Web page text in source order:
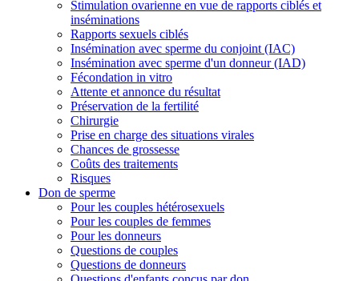
Stimulation ovarienne en vue de rapports ciblés et
inséminations
Rapports sexuels ciblés
Insémination avec sperme du conjoint (IAC)
Insémination avec sperme d'un donneur (IAD)
Fécondation in vitro
Attente et annonce du résultat
Préservation de la fertilité
Chirurgie
Prise en charge des situations virales
Chances de grossesse
Coûts des traitements
Risques
Don de sperme
Pour les couples hétérosexuels
Pour les couples de femmes
Pour les donneurs
Questions de couples
Questions de donneurs